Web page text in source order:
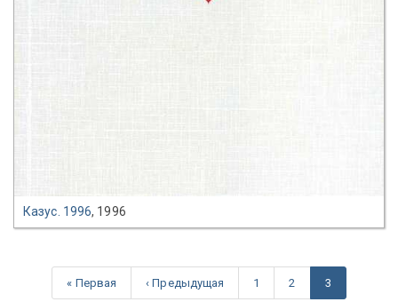
Казус. 1996, 1996
« Первая ‹ Предыдущая 1 2 3